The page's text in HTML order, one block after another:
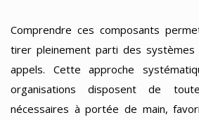
Comprendre ces composants
tirer pleinement parti des systèmes
appels. Cette approche
organisations disposent de
nécessaires à portée de main,